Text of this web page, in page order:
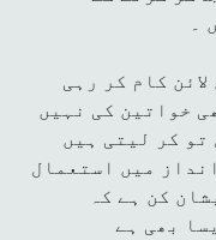
۔
کام کر رہی
خواتین کی نہیں
تو کر لیتی ہیں
میں استعمال
کن ہے کہ
بھی ہے